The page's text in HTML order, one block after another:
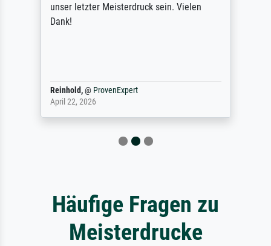
unser letzter Meisterdruck sein. Vielen
Dank!
Reinhold,@ ProvenExpert
April 22, 2026
Häufige Fragen zu
Meisterdrucke